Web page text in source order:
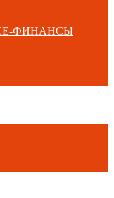
ФИНАНСЫ